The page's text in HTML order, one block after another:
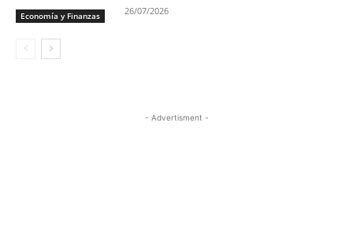
Economía y Finanzas 26/07/2026
- Advertisment -